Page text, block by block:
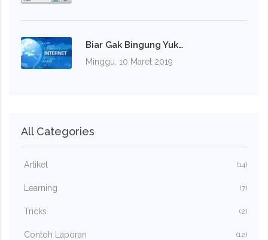
Biar Gak Bingung Yuk…
Minggu, 10 Maret 2019
All Categories
Artikel (14)
Learning (7)
Tricks (2)
Contoh Laporan (12)